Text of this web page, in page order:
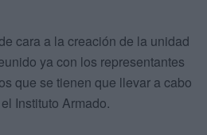
cara a la creación de la unidad
ya con los representantes
que se tienen que llevar a cabo
Instituto Armado.